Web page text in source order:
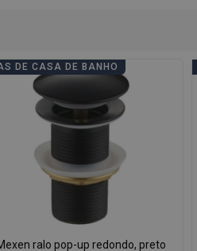
DE CASA DE BANHO
ralo pop-up redondo, preto